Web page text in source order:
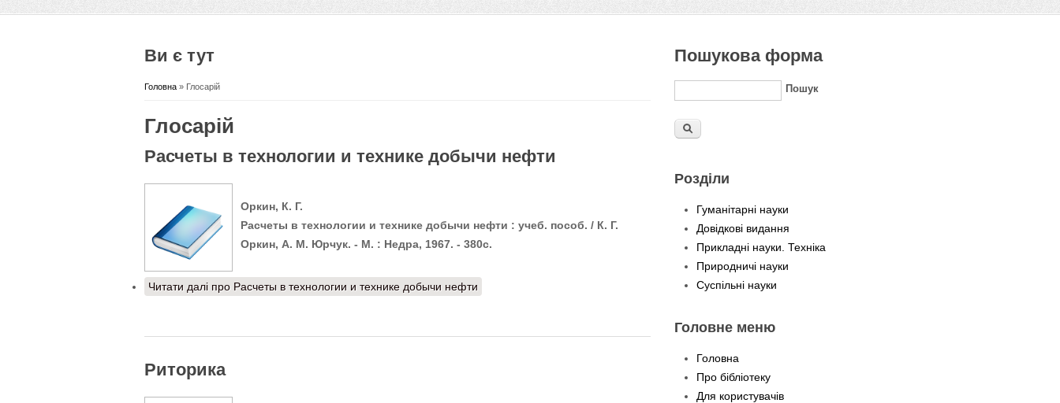
Ви є тут
Головна » Глосарій
Глосарій
Расчеты в технологии и технике добычи нефти
Оркин, К. Г.
Расчеты в технологии и технике добычи нефти : учеб. пособ. / К. Г.
Оркин, А. М. Юрчук. - М. : Недра, 1967. - 380с.
Читати далі про Расчеты в технологии и технике добычи нефти
Риторика
Пошукова форма
Пошук
Розділи
Гуманітарні науки
Довідкові видання
Прикладні науки. Техніка
Природничі науки
Суспільні науки
Головне меню
Головна
Про бібліотеку
Для користувачів